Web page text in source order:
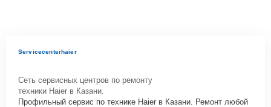
Servicecenterhaier
Сеть сервисных центров по ремонту
техники Haier в Казани.
Профильный сервис по технике Haier в Казани. Ремонт любой